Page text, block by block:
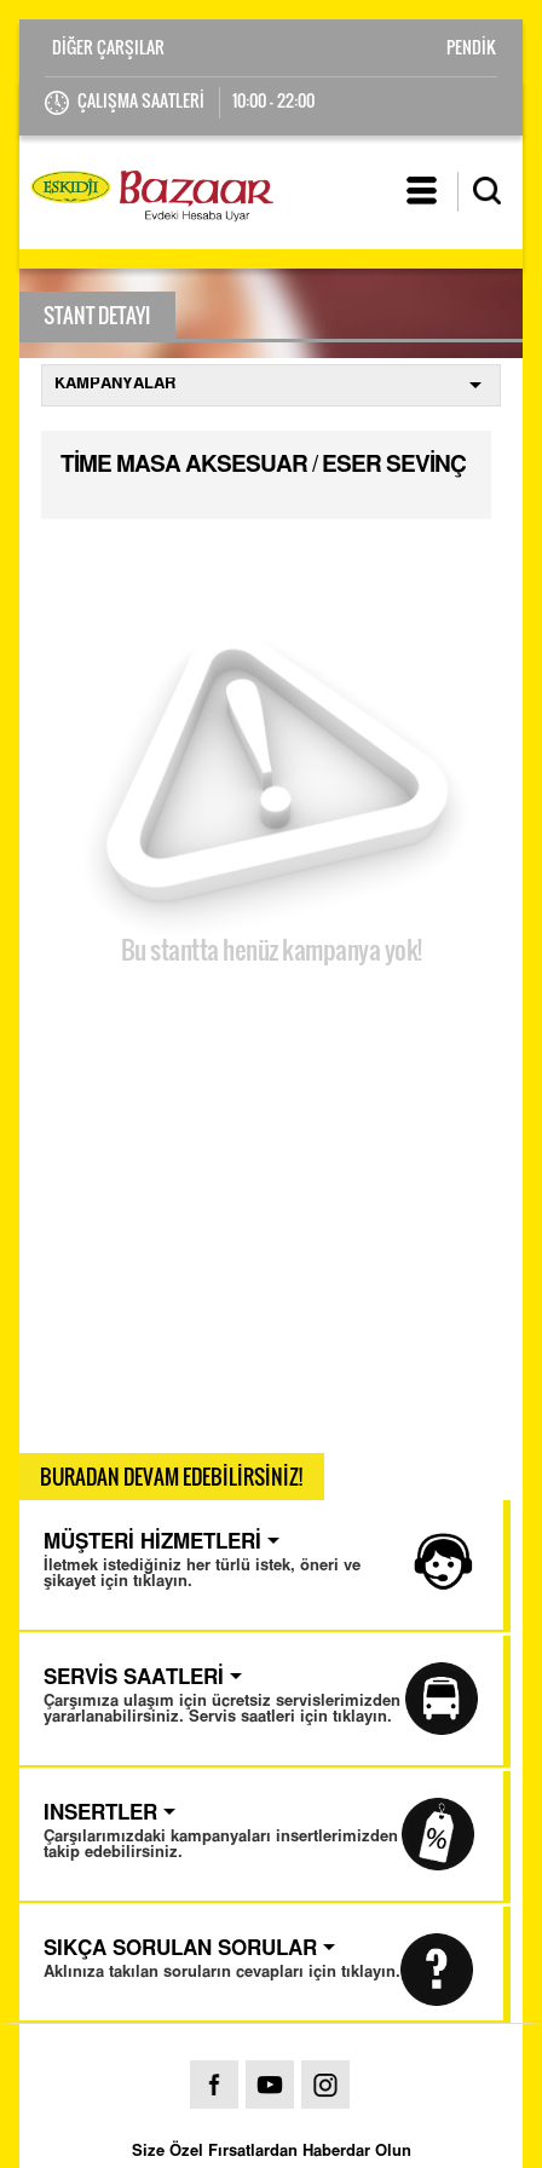
ÇALIŞMA SAATLERİ 10:00 - 22:00
PENDİK
STANT DETAYI
TİME MASA AKSESUAR / ESER SEVİNÇ
Bu stantta henüz kampanya yok!
BURADAN DEVAM EDEBİLİRSİNİZ!
MÜŞTERİ HİZMETLERİ
İletmek istediğiniz her türlü istek, öneri ve
şikayet için tıklayın.
SERVİS SAATLERİ
Çarşımıza ulaşım için ücretsiz servislerimizden
yararlanabilirsiniz. Servis saatleri için tıklayın.
INSERTLER
Çarşılarımızdaki kampanyaları insertlerimizden
takip edebilirsiniz.
SIKÇA SORULAN SORULAR
Aklınıza takılan soruların cevapları için tıklayın.
Size Özel Fırsatlardan Haberdar Olun